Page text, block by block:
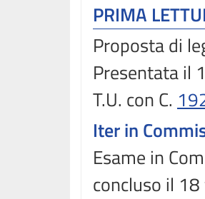
PRIMA
Proposta di
Presentata il
T.U. con C.
Iter in
Esame in
concluso il